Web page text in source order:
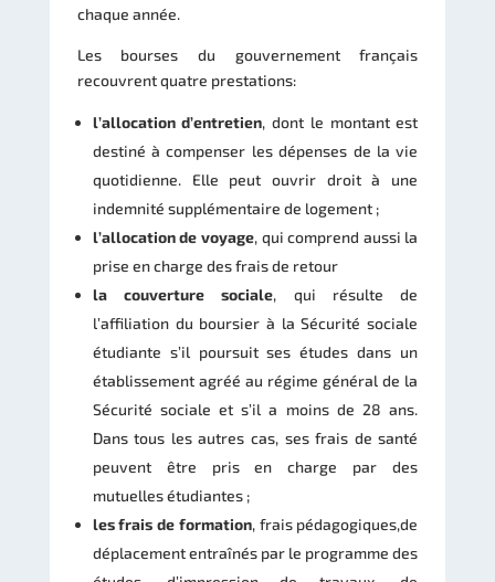
chaque année.
Les bourses du gouvernement français
recouvrent quatre prestations:
l’allocation d’entretien, dont le montant est
destiné à compenser les dépenses de la vie
quotidienne. Elle peut ouvrir droit à une
indemnité supplémentaire de logement ;
l’allocation de voyage, qui comprend aussi la
prise en charge des frais de retour
la couverture sociale, qui résulte de
l’affiliation du boursier à la Sécurité sociale
étudiante s’il poursuit ses études dans un
établissement agréé au régime général de la
Sécurité sociale et s’il a moins de 28 ans.
Dans tous les autres cas, ses frais de santé
peuvent être pris en charge par des
mutuelles étudiantes ;
les frais de formation, frais pédagogiques,de
déplacement entraînés par le programme des